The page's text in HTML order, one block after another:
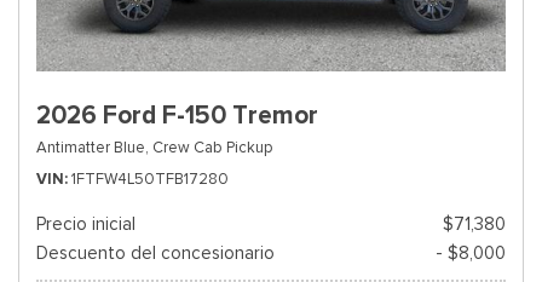
2026 Ford F-150 Tremor
Antimatter Blue, Crew Cab Pickup
VIN 1FTFW4L50TFB17280
Precio inicial
$71,380
Descuento del concesionario
- $8,000